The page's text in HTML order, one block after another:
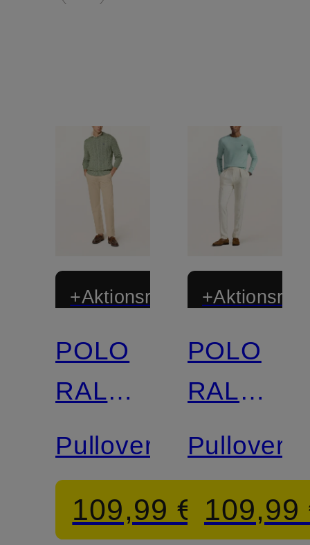
+Aktionsrabatt
POLO
RALPH
LAUREN
Pullover
109,99 €
POLO
RALPH
LAUREN
Pullover
109,99